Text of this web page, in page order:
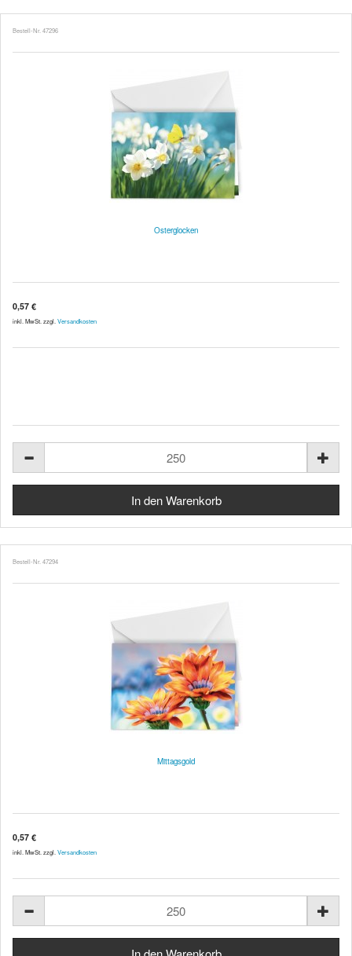
Bestell-Nr. 47296
Osterglocken
0,57 €
inkl. MwSt. zzgl. Versandkosten
Bestell-Nr. 47294
Mittagsgold
0,57 €
inkl. MwSt. zzgl. Versandkosten